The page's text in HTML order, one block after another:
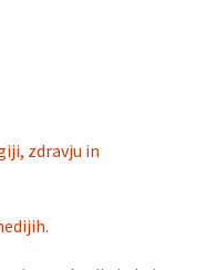
zdravju in